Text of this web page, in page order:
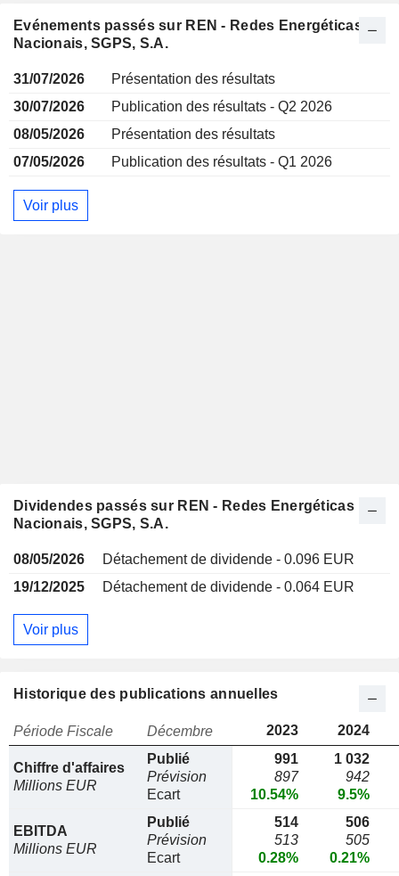
Evénements passés sur REN - Redes Energéticas
Nacionais, SGPS, S.A.
31/07/2026
Présentation des résultats
30/07/2026
Publication des résultats - Q2 2026
08/05/2026
Présentation des résultats
07/05/2026
Publication des résultats - Q1 2026
Voir plus
Dividendes passés sur REN - Redes Energéticas
Nacionais, SGPS, S.A.
08/05/2026
Détachement de dividende - 0.096 EUR
19/12/2025
Détachement de dividende - 0.064 EUR
Voir plus
Historique des publications annuelles
Période Fiscale Décembre 2023 2024
Chiffre d'affaires
Millions EUR
Publié
Prévision
Ecart
991
897
10.54%
1 032
942
9.5%
EBITDA
Millions EUR
Publié
Prévision
Ecart
514
513
0.28%
506
505
0.21%